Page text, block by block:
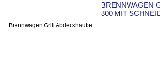
BRENNWAGEN
800 MIT